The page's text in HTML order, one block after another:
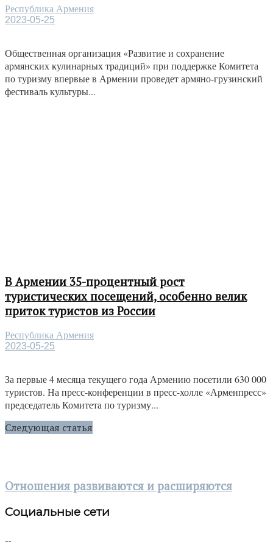
Республика Армения
2023-05-25
Общественная организация «Развитие и сохранение
армянских кулинарных традиций» при поддержке Комитета
по туризму впервые в Армении проведет армяно-грузинский
фестиваль культуры...
В Армении 35-процентный рост
туристических посещений, особенно велик
приток туристов из России
Республика Армения
2023-05-25
За первые 4 месяца текущего года Армению посетили 630 000
туристов. На пресс-конференции в пресс-холле «Арменпресс»
председатель Комитета по туризму...
Следующая статья
Отношения развиваются и расширяются
Социальные сети